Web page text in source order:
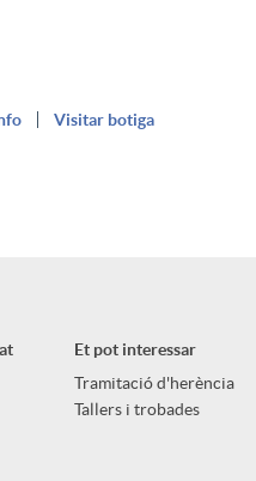
Visitar botiga
Et pot interessar
Tramitació d'herència
Tallers i trobades